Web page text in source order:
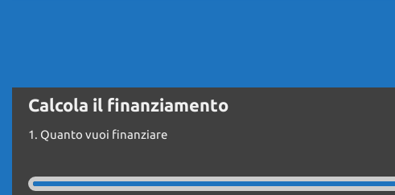
KM. ORIGINALI CERTIFICATI
Calcola il finanziamento
1. Quanto vuoi finanziare